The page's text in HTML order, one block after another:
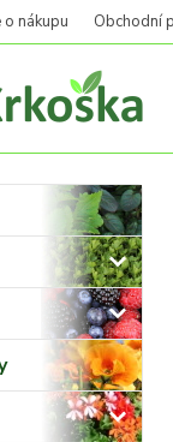
o nákupu Obchodní